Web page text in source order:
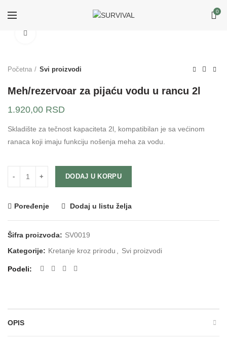
0
Početna Svi proizvodi
Meh/rezervoar za pijaću vodu u rancu 2l
1.920,00 RSD
Skladište za tečnost kapaciteta 2l, kompatibilan je sa većinom
ranaca koji imaju funkciju nošenja meha za vodu.
DODAJ U KORPU
Poređenje Dodaj u listu želja
Šifra proizvoda: SV0019
Kategorije: Kretanje kroz prirodu , Svi proizvodi
Podeli
OPIS